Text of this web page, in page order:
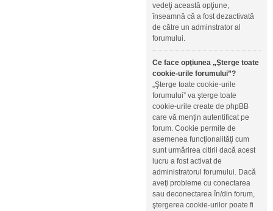
vedeţi această opţiune,
înseamnă că a fost dezactivată
de către un adminstrator al
forumului.
Ce face opţiunea „Şterge toate
cookie-urile forumului”?
„Şterge toate cookie-urile
forumului” va şterge toate
cookie-urile create de phpBB
care vă menţin autentificat pe
forum. Cookie permite de
asemenea funcţionalităţi cum
sunt urmărirea citirii dacă acest
lucru a fost activat de
administratorul forumului. Dacă
aveţi probleme cu conectarea
sau deconectarea în/din forum,
ştergerea cookie-urilor poate fi